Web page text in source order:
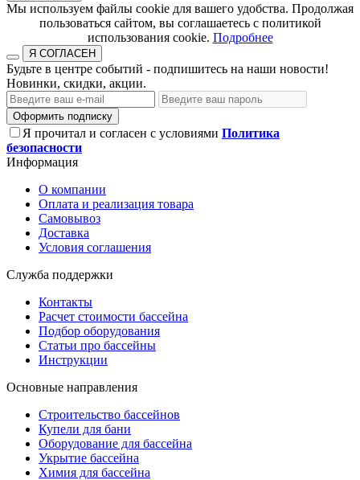
​​​​​​​Мы используем файлы cookie для вашего удобства. Продолжая
пользоваться сайтом, вы соглашаетесь с политикой
использования cookie.​​​​​​​ Подробнее
Я СОГЛАСЕН
Будьте в центре событий - подпишитесь на наши новости!
Новинки, скидки, акции.
Оформить подписку
Я прочитал и согласен с условиями Политика
безопасности
Информация
О компании
Оплата и реализация товара
Самовывоз
Доставка
Условия соглашения
Служба поддержки
Контакты
Расчет стоимости бассейна
Подбор оборудования
Статьи про бассейны
Инструкции
Основные направления
Строительство бассейнов
Купели для бани
Оборудование для бассейна
Укрытие бассейна
Химия для бассейна